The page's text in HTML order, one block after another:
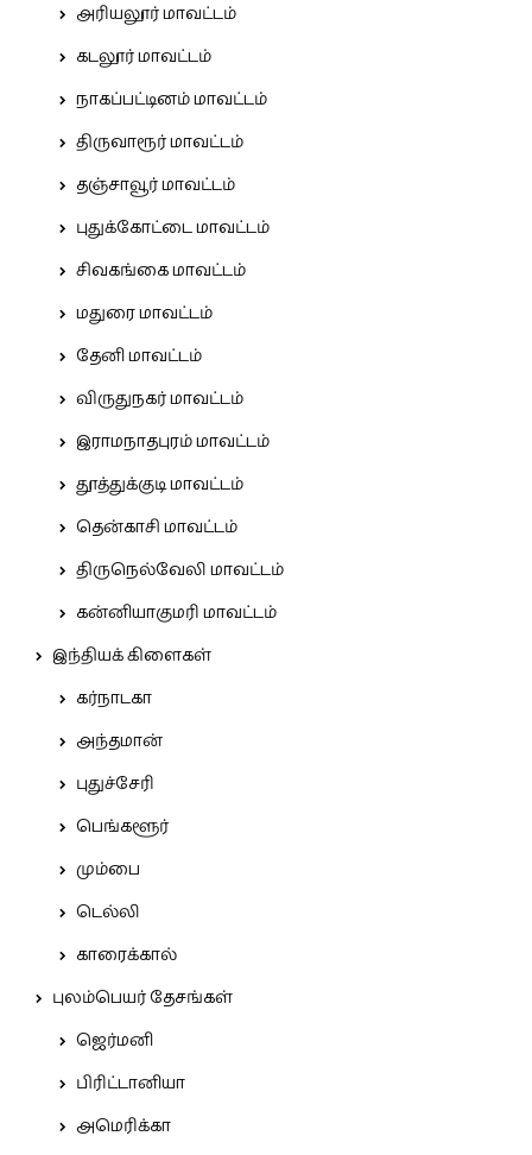
அரியலூர் மாவட்டம்
கடலூர் மாவட்டம்
நாகப்பட்டினம் மாவட்டம்
திருவாரூர் மாவட்டம்
தஞ்சாவூர் மாவட்டம்
புதுக்கோட்டை மாவட்டம்
சிவகங்கை மாவட்டம்
மதுரை மாவட்டம்
தேனி மாவட்டம்
விருதுநகர் மாவட்டம்
இராமநாதபுரம் மாவட்டம்
தூத்துக்குடி மாவட்டம்
தென்காசி மாவட்டம்
திருநெல்வேலி மாவட்டம்
கன்னியாகுமரி மாவட்டம்
இந்தியக் கிளைகள்
கர்நாடகா
அந்தமான்
புதுச்சேரி
பெங்களூர்
மும்பை
டெல்லி
காரைக்கால்
புலம்பெயர் தேசங்கள்
ஜெர்மனி
பிரிட்டானியா
அமெரிக்கா